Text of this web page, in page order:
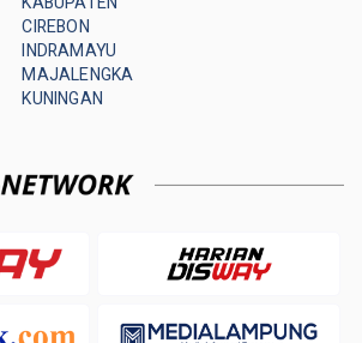
CIREBON
INDRAMAYU
MAJALENGKA
KUNINGAN